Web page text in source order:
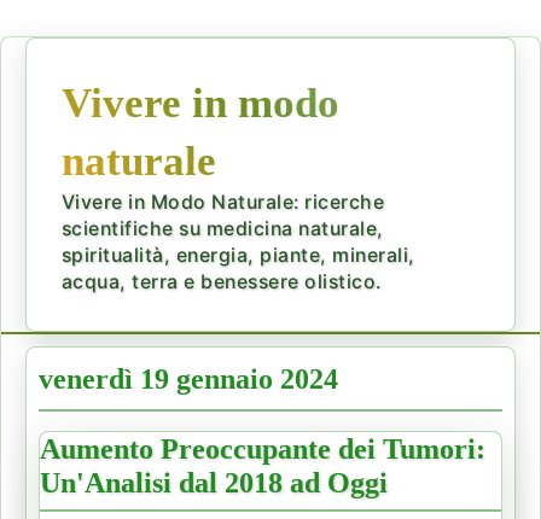
Vivere in modo
naturale
Vivere in Modo Naturale: ricerche
scientifiche su medicina naturale,
spiritualità, energia, piante, minerali,
acqua, terra e benessere olistico.
venerdì 19 gennaio 2024
Aumento Preoccupante dei Tumori:
Un'Analisi dal 2018 ad Oggi